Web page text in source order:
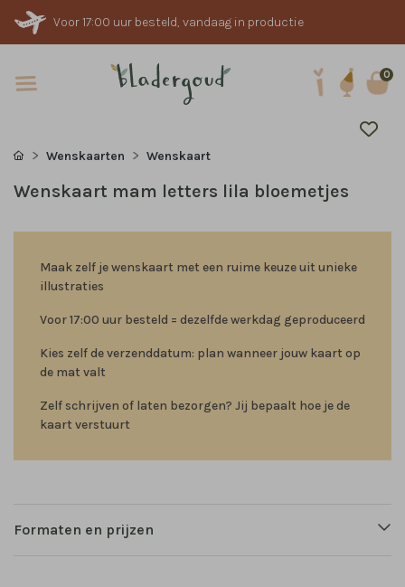
Voor 17:00 uur besteld, vandaag in productie
0
Wenskaarten Wenskaart
Wenskaart mam letters lila bloemetjes
Maak zelf je wenskaart met een ruime keuze uit unieke
illustraties
Voor 17:00 uur besteld = dezelfde werkdag geproduceerd
Kies zelf de verzenddatum: plan wanneer jouw kaart op
de mat valt
Zelf schrijven of laten bezorgen? Jij bepaalt hoe je de
kaart verstuurt
Formaten en prijzen